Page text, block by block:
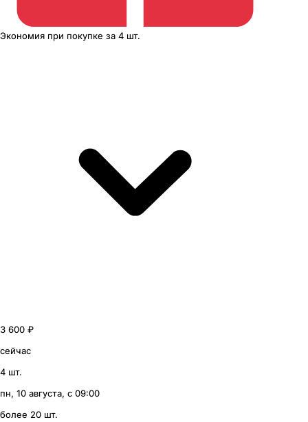
Экономия при покупке за 4 шт.
3 600 ₽
сейчас
4 шт.
пн, 10 августа, с 09:00
более 20 шт.